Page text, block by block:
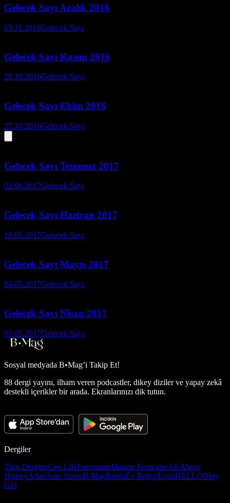
Gelecek Sayı Aralık 2016
03.11.2016Gelecek Sayı
Gelecek Sayı Kasım 2016
28.10.2016Gelecek Sayı
Gelecek Sayı Ekim 2016
27.10.2016Gelecek Sayı
Gelecek Sayı Temmuz 2017
02.06.2017Gelecek Sayı
Gelecek Sayı Haziran 2017
10.05.2017Gelecek Sayı
Gelecek Sayı Mayıs 2017
04.05.2017Gelecek Sayı
Gelecek Sayı Nisan 2017
03.05.2017Gelecek Sayı
Sosyal medyada B•Mag’i Takip Et!
88 dergi yayını, ilham veren podcastler, dikey diziler ve yapay zekâ
destekli içerikler bir arada. Ekranlarınızı dik tutun.
Dergiler
Tüm DergilerCeo LifeFormsanteMaison FrançaiseAll About
HistoryAtlasAuto ShowB-MagBurdaEv BahçeEvimHELLO!Hey
Girl